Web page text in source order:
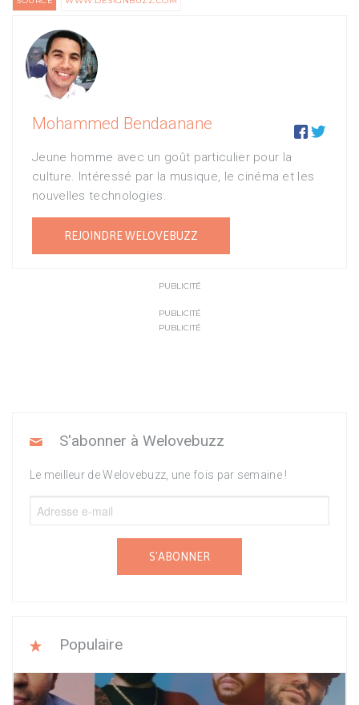
Mohammed Bendaanane 

Jeune homme avec un goût particulier pour la
culture. Intéressé par la musique, le cinéma et les
nouvelles technologies.
REJOINDRE WELOVEBUZZ
PUBLICITÉ
PUBLICITÉ
PUBLICITÉ
S'abonner à Welovebuzz
Le meilleur de Welovebuzz, une fois par semaine !
S'ABONNER
Populaire